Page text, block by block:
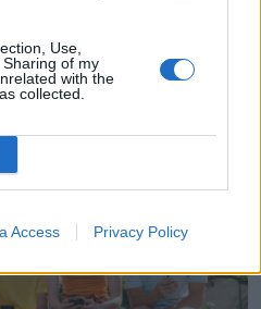
Use,
of my
with the
collected.
Access Privacy Policy
pašas pāries" nebūs